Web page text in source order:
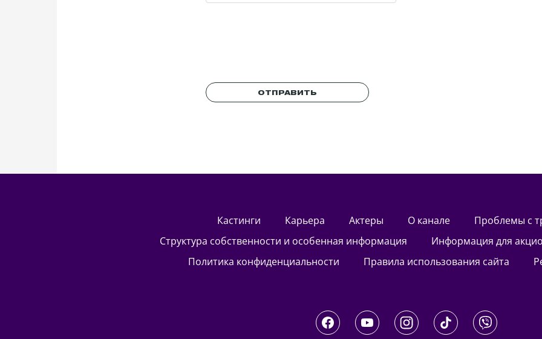
ОТПРАВИТЬ
кастинги Карьера актеры О канале
Проблемы с
Структура собственности и особенная информация
Информация для
Политика конфиденциальности
Правила использования сайта